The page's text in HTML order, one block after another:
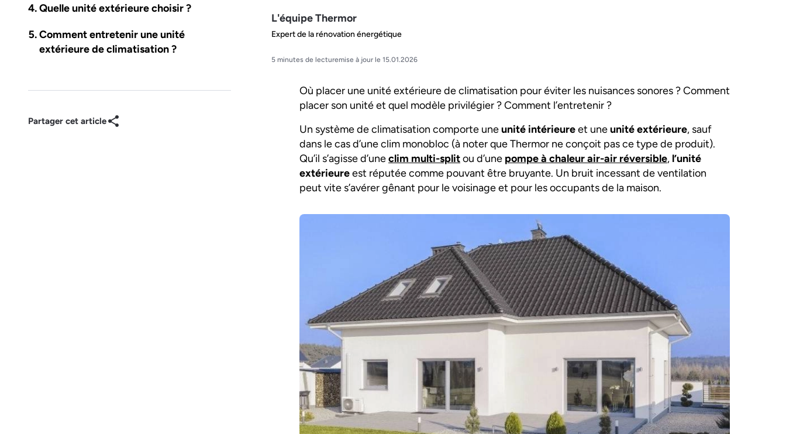
Quelle unité extérieure choisir ?
Comment entretenir une unité
extérieure de climatisation ?
Partager cet article
L'équipe Thermor
Expert de la rénovation énergétique
5 minutes de lecturemise à jour le 15.01.2026
Où placer une unité extérieure de climatisation pour éviter les nuisances sonores ? Comment
placer son unité et quel modèle privilégier ? Comment l’entretenir ?
Un système de climatisation comporte uneunité intérieureet uneunité extérieure, sauf
dans le cas d’une clim monobloc (à noter que Thermor ne conçoit pas ce type de produit).
Qu’il s’agisse d’uneclim multi-splitou d’une pompe à chaleur air-air réversible, l’unité
extérieureest réputée comme pouvant être bruyante. Un bruit incessant de ventilation
peut vite s’avérer gênant pour le voisinage et pour les occupants de la maison.